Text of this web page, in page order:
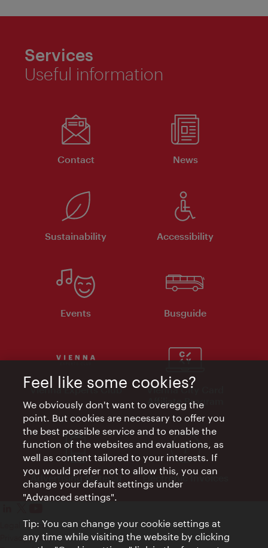
Services
Useful information
Contact News
Sustainability Accessibility
Events Busguide
Vienna Experts Club
Vienna City Card
Affiliate Program
Advertising Material Electronic Invoices
Legal notice
Privacy policy
Feel like some cookies?
We obviously don't want to overegg the
point. But cookies are necessary to offer you
the best possible service and to enable the
function of the websites and evaluations, as
well as content tailored to your interests. If
you would prefer not to allow this, you can
change your default settings under
"Advanced settings".
Tip: You can change your cookie settings at
any time while visiting the website by clicking